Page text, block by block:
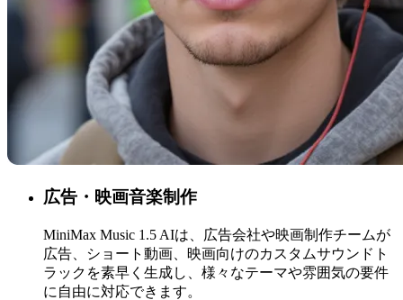
広告・映画音楽制作
MiniMax Music 1.5 AIは、広告会社や映画制作チームが
広告、ショート動画、映画向けのカスタムサウンドト
ラックを素早く生成し、様々なテーマや雰囲気の要件
に自由に対応できます。